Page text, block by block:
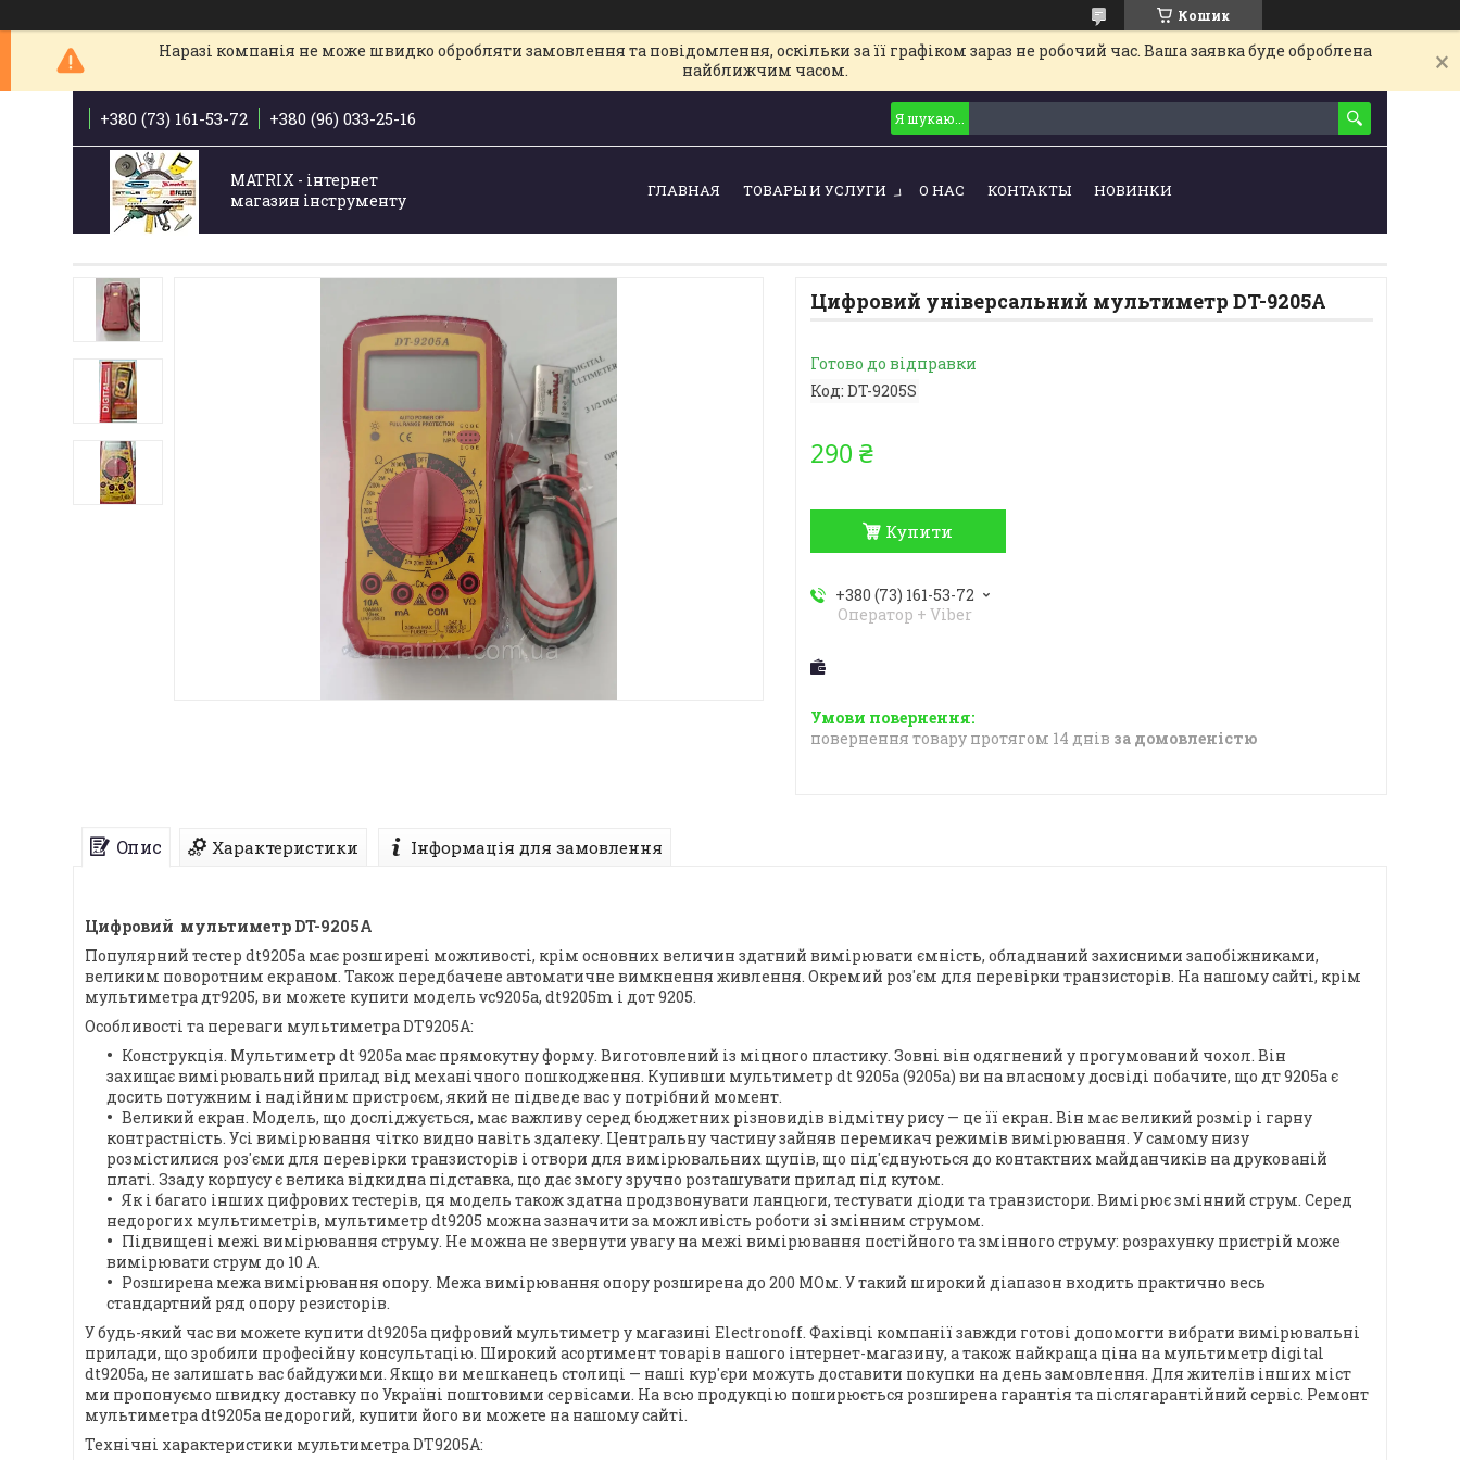
Кошик
Наразі компанія не може швидко обробляти замовлення та повідомлення, оскільки за її графіком зараз не робочий час. Ваша заявка буде оброблена
найближчим часом.
+380 (73) 161-53-72 +380 (96) 033-25-16
MATRIX - інтернет
магазин інструменту
ГЛАВНАЯ ТОВАРЫ И УСЛУГИ О НАС КОНТАКТЫ НОВИНКИ
Цифровий універсальний мультиметр DT-9205A
Готово до відправки
Код: DT-9205S
290 ₴
Купити
+380 (73) 161-53-72
Оператор + Viber
повернення товару протягом 14 днів за домовленістю
Опис Характеристики Інформація для замовлення
Цифровий мультиметр DT-9205A
Популярний тестер dt9205a має розширені можливості, крім основних величин здатний вимірювати ємність, обладнаний захисними запобіжниками,
великим поворотним екраном. Також передбачене автоматичне вимкнення живлення. Окремий роз'єм для перевірки транзисторів. На нашому сайті, крім
мультиметра дт9205, ви можете купити модель vc9205a, dt9205m і дот 9205.
Особливості та переваги мультиметра DT9205A:
Конструкція. Мультиметр dt 9205a має прямокутну форму. Виготовлений із міцного пластику. Зовні він одягнений у прогумований чохол. Він
захищає вимірювальний прилад від механічного пошкодження. Купивши мультиметр dt 9205а (9205a) ви на власному досвіді побачите, що дт 9205а є
досить потужним і надійним пристроєм, який не підведе вас у потрібний момент.
Великий екран. Модель, що досліджується, має важливу серед бюджетних різновидів відмітну рису — це її екран. Він має великий розмір і гарну
контрастність. Усі вимірювання чітко видно навіть здалеку. Центральну частину зайняв перемикач режимів вимірювання. У самому низу
розмістилися роз'єми для перевірки транзисторів і отвори для вимірювальних щупів, що під'єднуються до контактних майданчиків на друкованій
платі. Ззаду корпусу є велика відкидна підставка, що дає змогу зручно розташувати прилад під кутом.
Як і багато інших цифрових тестерів, ця модель також здатна продзвонувати ланцюги, тестувати діоди та транзистори. Вимірює змінний струм. Серед
недорогих мультиметрів, мультиметр dt9205 можна зазначити за можливість роботи зі змінним струмом.
Підвищені межі вимірювання струму. Не можна не звернути увагу на межі вимірювання постійного та змінного струму: розрахунку пристрій може
вимірювати струм до 10 А.
Розширена межа вимірювання опору. Межа вимірювання опору розширена до 200 МОм. У такий широкий діапазон входить практично весь
стандартний ряд опору резисторів.
У будь-який час ви можете купити dt9205a цифровий мультиметр у магазині Electronoff. Фахівці компанії завжди готові допомогти вибрати вимірювальні
прилади, що зробили професійну консультацію. Широкий асортимент товарів нашого інтернет-магазину, а також найкраща ціна на мультиметр digital
dt9205a, не залишать вас байдужими. Якщо ви мешканець столиці — наші кур'єри можуть доставити покупки на день замовлення. Для жителів інших міст
ми пропонуємо швидку доставку по Україні поштовими сервісами. На всю продукцію поширюється розширена гарантія та післягарантійний сервіс. Ремонт
мультиметра dt9205a недорогий, купити його ви можете на нашому сайті.
Технічні характеристики мультиметра DT9205A: